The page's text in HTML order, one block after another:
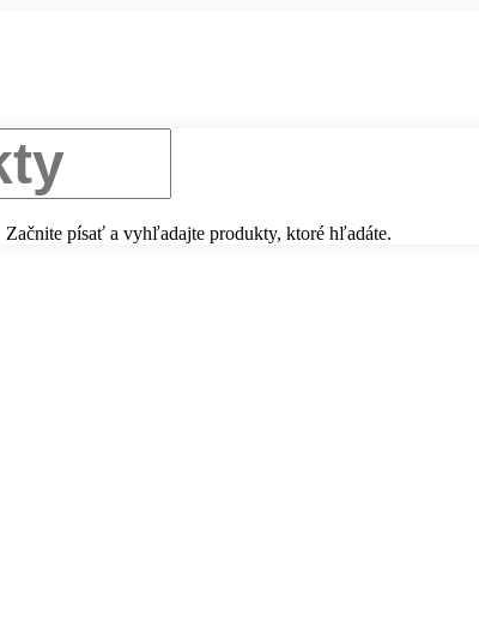
Začnite písať a vyhľadajte produkty, ktoré hľadáte.